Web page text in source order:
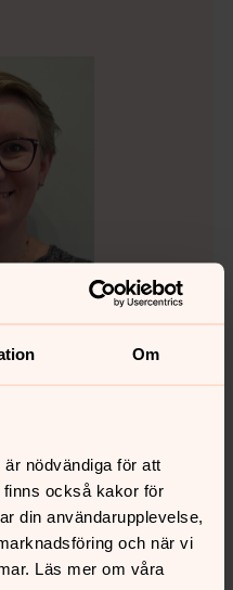
Om
nödvändiga för att
också kakor för
din användarupplevelse,
och när vi
Läs mer om våra
- Pedagog